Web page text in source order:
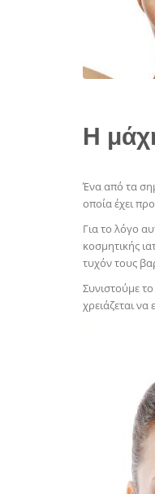
Η
Ένα από τα
οποία έχει
Για το λόγο
κοσμητικής
τυχόν τους
Συνιστούμε
χρειάζεται να